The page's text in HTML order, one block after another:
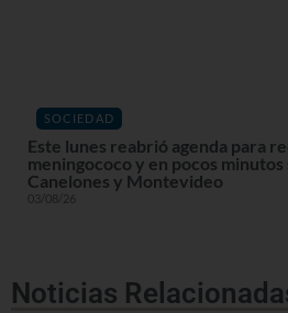
SOCIEDAD
Este lunes reabrió agenda para
meningococo y en pocos
Canelones y Montevideo
03/08/26
Noticias